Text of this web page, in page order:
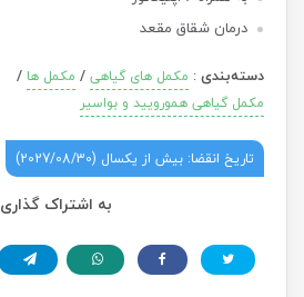
درمان شقاق مقعد
دسته‌بندی: مکمل های گیاهی/ مکمل ها /
مکمل گیاهی همورویید و بواسیر
تاریخ انقضا: بیش از یکسال (2027/08/30)
به اشتراک گذاری